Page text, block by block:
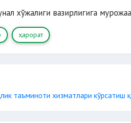
хўжалиги вазирлигига
ҳарорат
таъминоти хизматлари кўрсатиш